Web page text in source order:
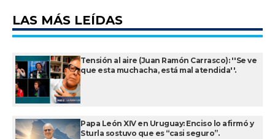
LAS MÁS LEÍDAS
Tensión al aire (Juan Ramón Carrasco): ''Se ve
que esta muchacha, está mal atendida''.
Papa León XIV en Uruguay: Enciso lo afirmó y
Sturla sostuvo que es “casi seguro”.